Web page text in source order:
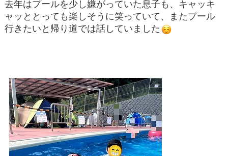
去年はプールを少し嫌がっていた息子も、キャッキ
ャッととっても楽しそうに笑っていて、またプール
行きたいと帰り道では話していました